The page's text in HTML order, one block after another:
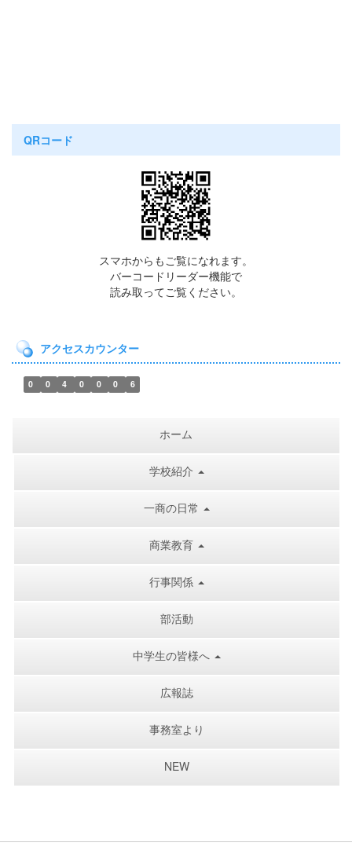
QRコード
スマホからもご覧になれます。
バーコードリーダー機能で
読み取ってご覧ください。
アクセスカウンター
0 0 4 0 0 0 6
ホーム
学校紹介
一商の日常
商業教育
行事関係
部活動
中学生の皆様へ
広報誌
事務室より
NEW